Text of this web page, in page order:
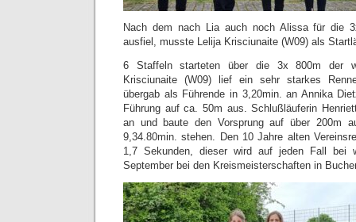
Nach dem nach Lia auch noch Alissa für die
ausfiel, musste Lelija Krisciunaite (W09) als
6 Staffeln starteten über die 3x 800m der
Krisciunaite (W09) lief ein sehr starkes
übergab als Führende in 3,20min. an Annika
Führung auf ca. 50m aus. Schlußläuferin
an und baute den Vorsprung auf über 200m
9,34.80min. stehen. Den 10 Jahre alten
1,7 Sekunden, dieser wird auf jeden Fall bei
September bei den Kreismeisterschaften in